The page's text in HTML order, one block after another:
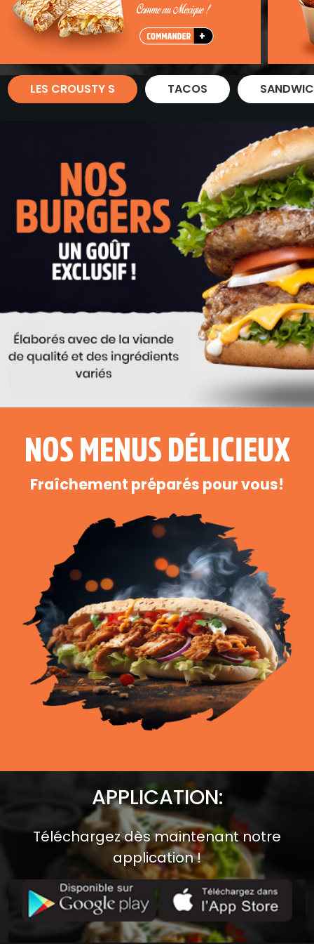
Zones de Livraison
LES CROUSTY S TACOS
NOS MENUS DÉLICIEUX
Fraîchement préparés pour vous!
APPLICATION:
Téléchargez dès maintenant notre
application !